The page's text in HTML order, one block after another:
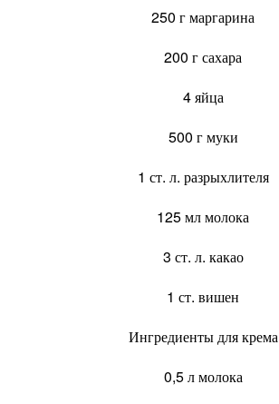
250 г маргарина
200 г сахара
4 яйца
500 г муки
1 ст. л. разрыхлителя
125 мл молока
3 ст. л. какао
1 ст. вишен
Ингредиенты для крема
0,5 л молока